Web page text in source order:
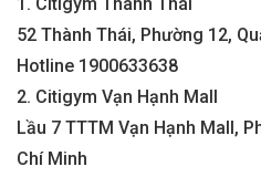
52 Thành Thái, Phường 12,
Hotline 1900633638
2. Citigym Vạn Hạnh Mall
Lầu 7 TTTM Vạn Hạnh Mall,
Chí Minh